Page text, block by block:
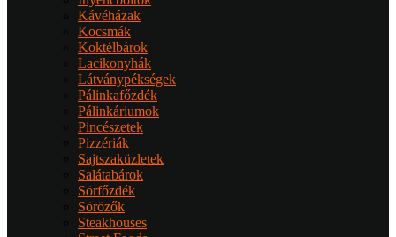
Kávéházak
Kocsmák
Koktélbárok
Lacikonyhák
Látványpékségek
Pálinkafőzdék
Pálinkáriumok
Pincészetek
Pizzériák
Sajtszaküzletek
Salátabárok
Sörfőzdék
Sörözők
Steakhouses